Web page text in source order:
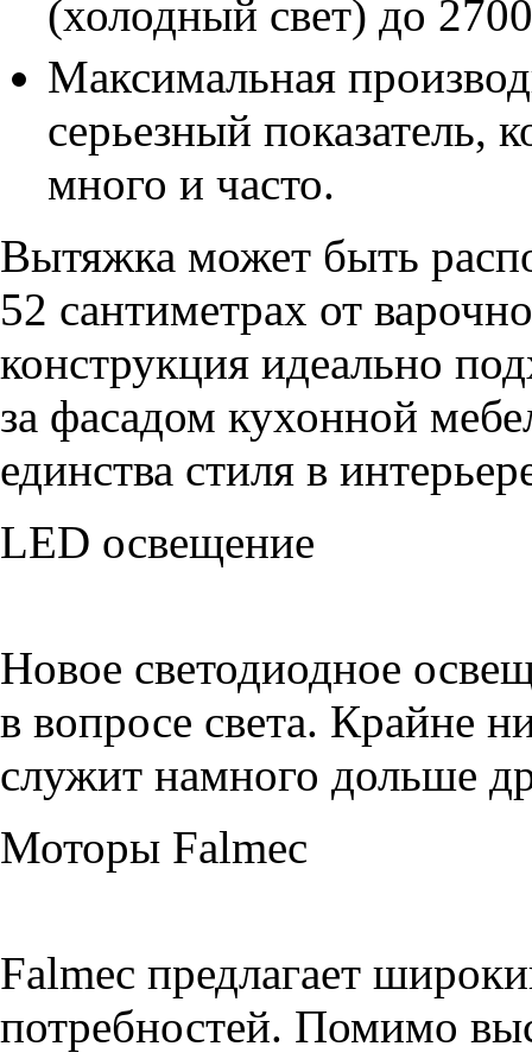
(холодный свет) до
Максимальная
серьезный показатель,
много и часто.
Вытяжка может быть
52 сантиметрах от
конструкция идеально
за фасадом кухонной
единства стиля в
LED освещение
Новое светодиодное
в вопросе света. Крайне
служит намного дольше
Моторы Falmec
Falmec предлагает
потребностей. Помимо